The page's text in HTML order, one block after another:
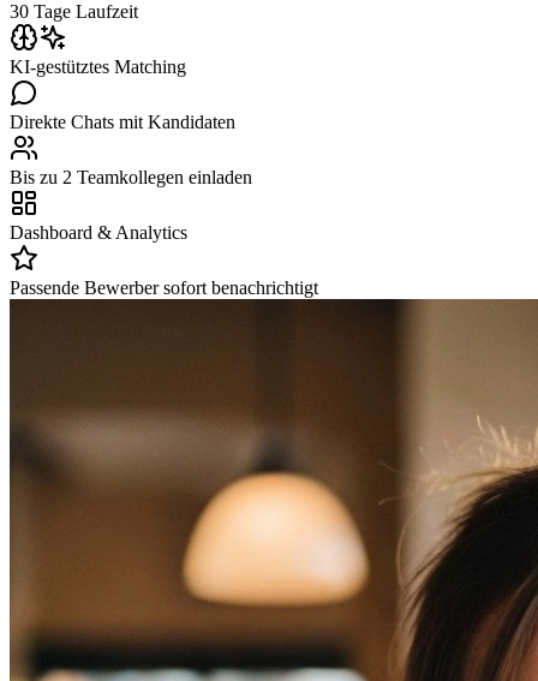
30 Tage Laufzeit
KI-gestütztes Matching
Direkte Chats mit Kandidaten
Bis zu 2 Teamkollegen einladen
Dashboard & Analytics
Passende Bewerber sofort benachrichtigt